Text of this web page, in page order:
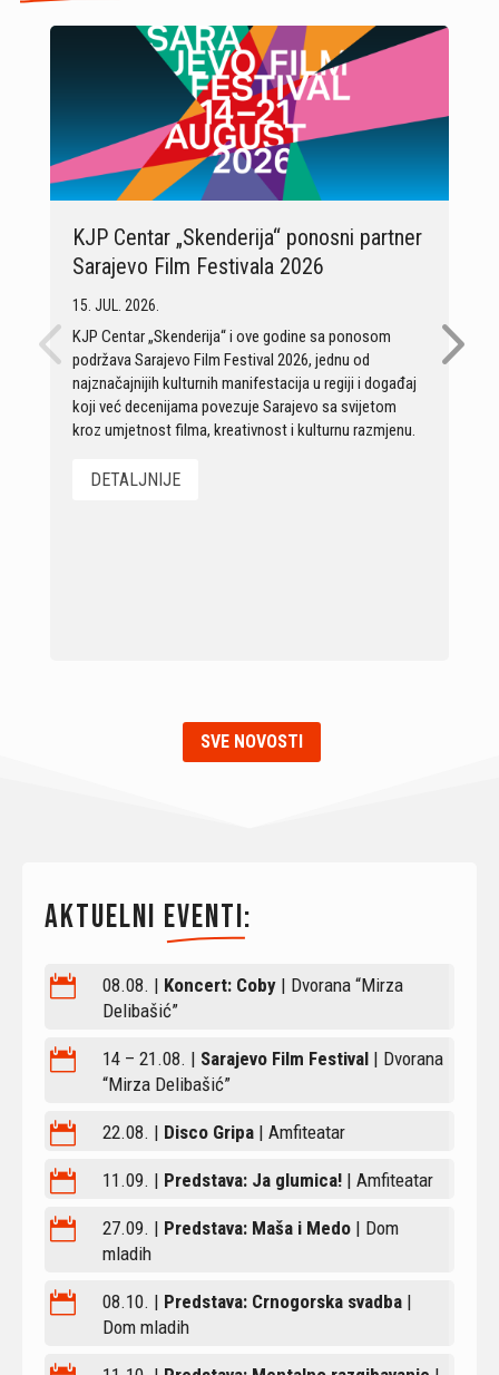
KJP Centar „Skenderija“ ponosni partner
Sarajevo Film Festivala 2026
15. JUL. 2026.
KJP Centar „Skenderija“ i ove godine sa ponosom
podržava Sarajevo Film Festival 2026, jednu od
najznačajnijih kulturnih manifestacija u regiji i događaj
koji već decenijama povezuje Sarajevo sa svijetom
kroz umjetnost filma, kreativnost i kulturnu razmjenu.
DETALJNIJE
SVE NOVOSTI
Aktuelni eventi:
 08.08. | Koncert: Coby | Dvorana “Mirza
Delibašić”
 14 – 21.08. | Sarajevo Film Festival | Dvorana
“Mirza Delibašić”
 22.08. | Disco Gripa | Amfiteatar
 11.09. | Predstava: Ja glumica! | Amfiteatar
 27.09. | Predstava: Maša i Medo | Dom
mladih
 08.10. | Predstava: Crnogorska svadba |
Dom mladih